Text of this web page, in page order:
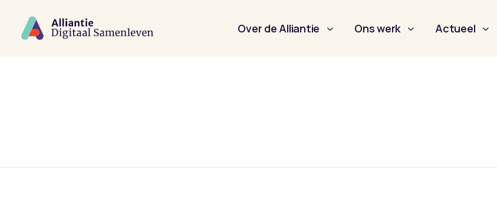
hoofdinhoud
Over de Alliantie Ons werk Actueel